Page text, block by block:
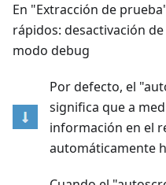
En "Extracción de
rápidos: desactivación
modo debug
Por defecto, el
significa que a
información en el
automáticamente